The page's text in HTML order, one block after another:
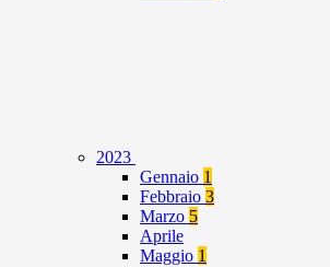
2023
Gennaio 1
Febbraio 3
Marzo 5
Aprile
Maggio 1